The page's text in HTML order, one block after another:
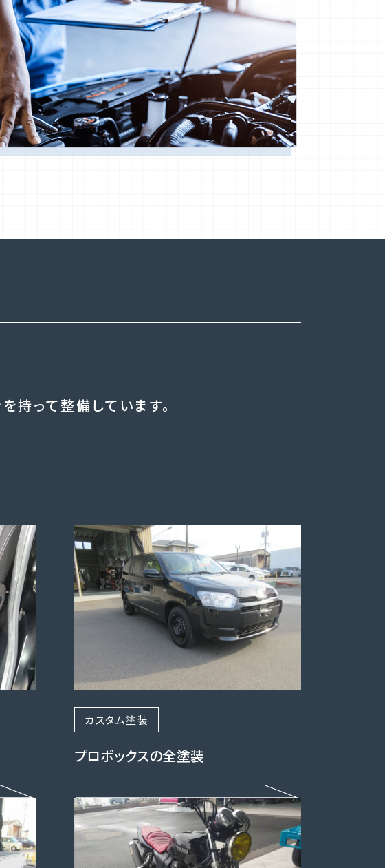
って整備しています。
カスタム塗装
プロボックスの全塗装